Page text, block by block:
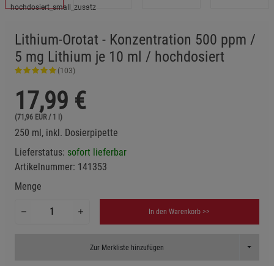
Lithium-Orotat - Konzentration 500 ppm /
5 mg Lithium je 10 ml / hochdosiert
(103)
17,99 €
(71,96 EUR / 1 l)
250 ml, inkl. Dosierpipette
Lieferstatus: sofort lieferbar
Artikelnummer: 141353
Menge
In den Warenkorb >>
Zur Merkliste hinzufügen Toggle